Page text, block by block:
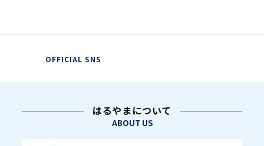
OFFICIAL SNS
はるやまについて
ABOUT US